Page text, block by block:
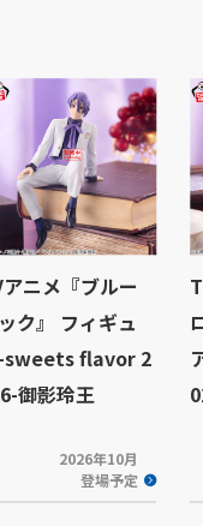
ニメ『ブルー
ク』 フィギュ
sweets flavor 2
御影玲王
2026年10月
登場予定